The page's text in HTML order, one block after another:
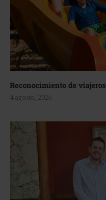
Reconocimiento de viajeros
4 agosto, 2026